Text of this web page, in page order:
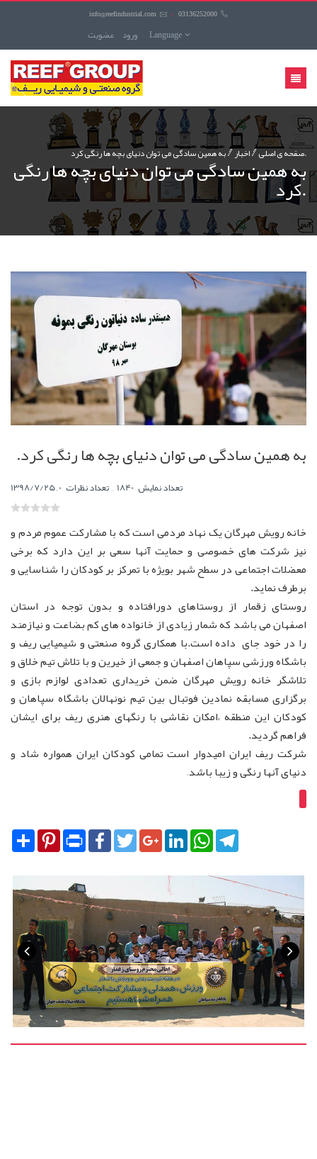
info@reefindustrial.com / 03136252000
عضويت ورود Language
منوی
کاربری
صفحه ی اصلی اخبار به همین سادگی می توان دنیای بچه ها رنگی کرد.به همین سادگی می توان دنیای بچه ها رنگی
کرد.
به همین سادگی می توان دنیای بچه ها رنگی کرد.
1398/7/25, تعداد نمایش ,تعداد نظرات
خانه رویش مهرگان یک نهاد مردمی است که با مشارکت عموم مردم و
نیز شرکت های خصوصی و حمایت آنها سعی بر این دارد که برخی
معضلات اجتماعی در سطح شهر بویژه با تمرکز بر کودکان را شناسایی و
برطرف نماید.
روستای زقمار از روستاهای دورافتاده و بدون توجه در استان
اصفهان می باشد که شمار زیادی از خانواده های کم بضاعت و نیازمند
را در خود جای داده است.با همکاری گروه صنعتی و شیمیایی ریف و
باشگاه ورزشی سپاهان اصفهان و جمعی از خیرین و با تلاش تیم خلاق و
تلاشگر خانه رویش مهرگان ضمن خریداری تعدادی لوازم بازی و
برگزاری مسابقه نمادین فوتبال بین تیم نونهالان باشگاه سپاهان و
کودکان این منطقه ،امکان نقاشی با رنگهای هنری ریف برای ایشان
فراهم گردید.
شرکت ریف ایران امیدوار است تمامی کودکان ایران همواره شاد و
دنیای آنها رنگی و زیبا باشد.
SharePinterestPrint FacebookTwitterGoogle+LinkedInWhatsApp